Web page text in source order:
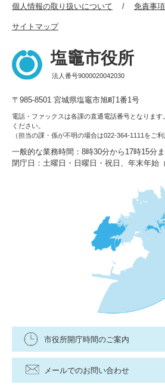
個人情報の取り扱いについて 免責事項
サイトマップ
塩竈市役所
法人番号9000020042030
〒985-8501 宮城県塩竈市旭町1番1号
電話・ファックスは各課の直通電話番号となります。
ください。
（担当の課・係が不明の場合は022-364-1111をご利
一般的な業務時間：8時30分から17時15分
閉庁日：土曜日・日曜日・祝日、年末年始
市役所開庁時間のご案内
メールでのお問い合わせ